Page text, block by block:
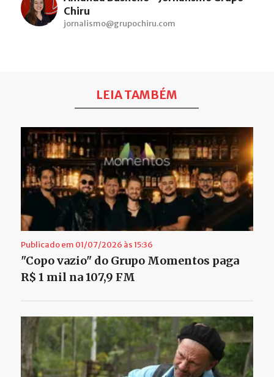
Chiru
jornalismo@grupochiru.com
LEIA TAMBÉM
Publicado em 01/07/2026 às 15:36
"Copo vazio" do Grupo Momentos paga
R$ 1 mil na 107,9 FM